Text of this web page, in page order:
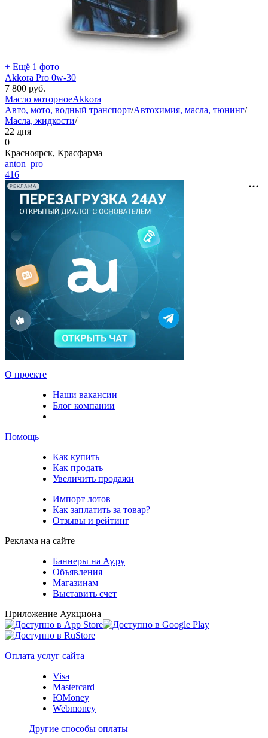
+ Ещё 1 фото
Akkora Pro 0w-30
7 800 руб.
Масло моторноеAkkora
Авто, мото, водный транспорт/Автохимия, масла, тюнинг/
Масла, жидкости/
22 дня
0
Красноярск, Красфарма
anton_pro
416
РЕКЛАМА
О проекте
Наши вакансии
Блог компании
Помощь
Как купить
Как продать
Увеличить продажи
Импорт лотов
Как заплатить за товар?
Отзывы и рейтинг
Реклама на сайте
Баннеры на Ау.ру
Объявления
Магазинам
Выставить счет
Приложение Аукциона
Оплата услуг сайта
Visa
Mastercard
ЮMoney
Webmoney
Другие способы оплаты